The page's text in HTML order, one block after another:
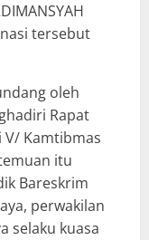
tersebut
oleh
Rapat
V/ Kamtibmas
itu
Bareskrim
perwakilan
selaku kuasa